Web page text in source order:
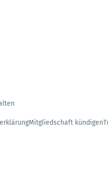
Mitgliedschaft kündigen